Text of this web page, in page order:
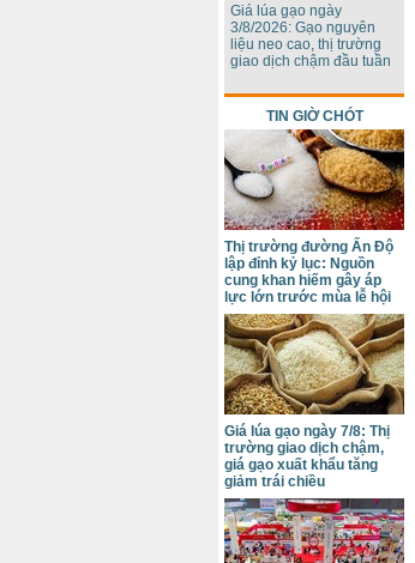
Giá lúa gạo ngày
3/8/2026: Gạo nguyên
liệu neo cao, thị trường
giao dịch chậm đầu tuần
TIN GIỜ CHÓT
Thị trường đường Ấn Độ
lập đỉnh kỷ lục: Nguồn
cung khan hiếm gây áp
lực lớn trước mùa lễ hội
Giá lúa gạo ngày 7/8: Thị
trường giao dịch chậm,
giá gạo xuất khẩu tăng
giảm trái chiều